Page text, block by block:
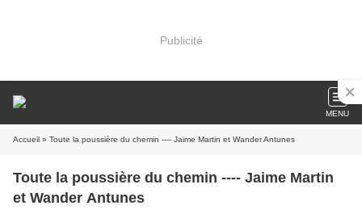
Publicité
MENU
Accueil » Toute la poussière du chemin ---- Jaime Martin et Wander Antunes
Toute la poussière du chemin ---- Jaime Martin
et Wander Antunes